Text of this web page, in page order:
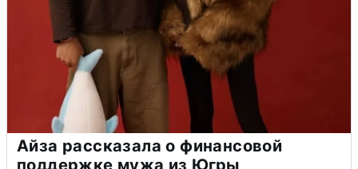
Айза рассказала о финансовой
поддержке мужа из Югры